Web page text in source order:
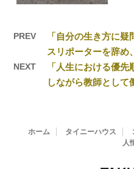
PREV
「自分の生き方に
スリポーターを辞め
NEXT
「人生における優
しながら教師として
ホーム タイニーハウス
人